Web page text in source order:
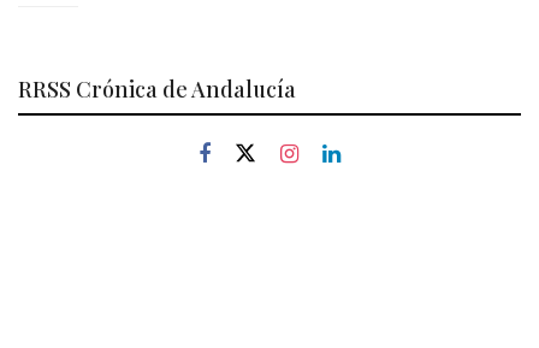
RRSS Crónica de Andalucía